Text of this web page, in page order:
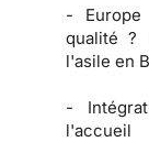
-
qualité ?
l'asile en
-